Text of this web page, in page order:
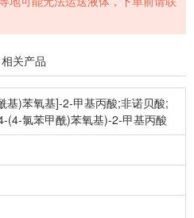
相关产品
基)苯氧基]-2-甲基丙酸;非诺贝酸;
(4-氯苯甲酰)苯氧基)-2-甲基丙酸